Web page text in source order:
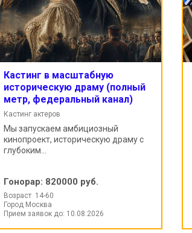
Кастинг в масштабную
историческую драму (полный
метр, федеральный канал)
Кастинг актеров
Мы запускаем амбициозный
кинопроект, историческую драму с
глубоким...
Гонорар: 820000 руб.
Возраст 14-60
Город Москва
Прием заявок до: 10.08.2026